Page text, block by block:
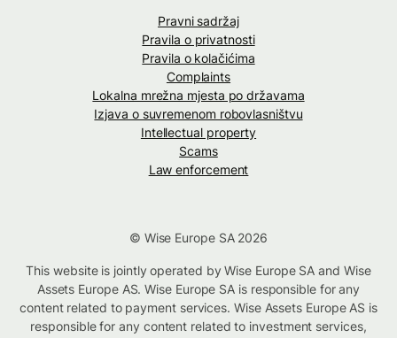
Pravni sadržaj
Pravila o privatnosti
Pravila o kolačićima
Complaints
Lokalna mrežna mjesta po državama
Izjava o suvremenom robovlasništvu
Intellectual property
Scams
Law enforcement
© Wise Europe SA 2026
This website is jointly operated by Wise Europe SA and Wise
Assets Europe AS. Wise Europe SA is responsible for any
content related to payment services. Wise Assets Europe AS is
responsible for any content related to investment services,